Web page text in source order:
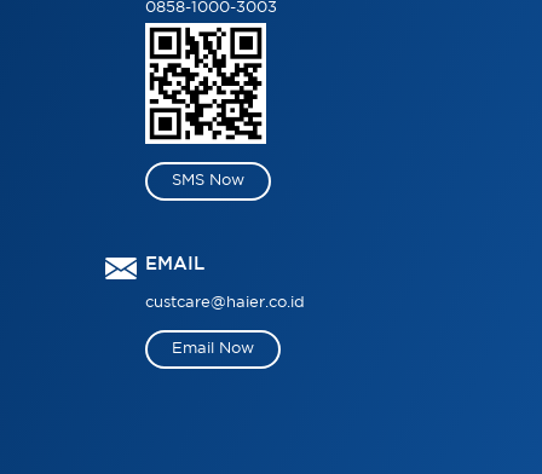
0858-1000-3003
SMS Now
EMAIL
custcare@haier.co.id
Email Now